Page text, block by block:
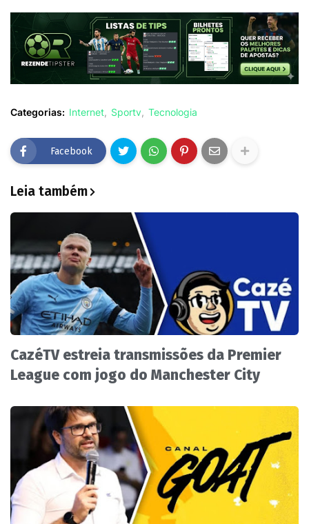
Categorias: Internet Sportv Tecnologia
Facebook
Leia também
CazéTV estreia transmissões da Premier
League com jogo do Manchester City